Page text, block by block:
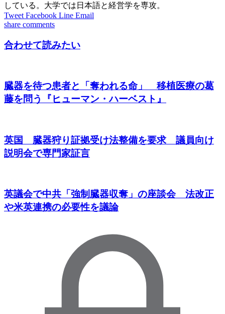
している。大学では日本語と経営学を専攻。
Tweet Facebook Line Email
share comments
合わせて読みたい
臓器を待つ患者と「奪われる命」 移植医療の葛
藤を問う『ヒューマン・ハーベスト』
英国 臓器狩り証拠受け法整備を要求 議員向け
説明会で専門家証言
英議会で中共「強制臓器収奪」の座談会 法改正
や米英連携の必要性を議論